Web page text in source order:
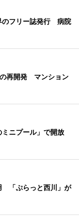
のフリー誌発行 病院
再開発 マンション
ミニプール」で開放
「ぷらっと西川」が